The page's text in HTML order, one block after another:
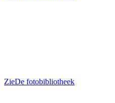
ZieDe fotobibliotheek